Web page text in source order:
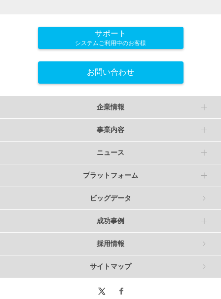
サポート
システムご利用中のお客様
お問い合わせ
企業情報
事業内容
ニュース
プラットフォーム
ビッグデータ
成功事例
採用情報
サイトマップ